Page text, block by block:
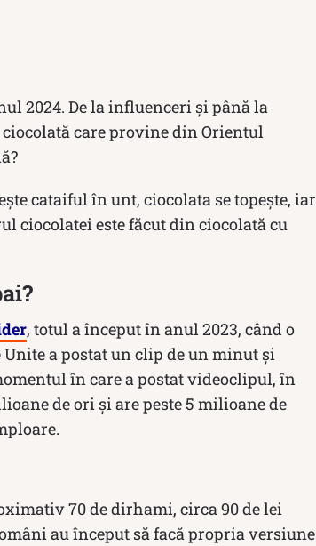
2024. De la influenceri și până la
care provine din Orientul
cataiful în unt, ciocolata se topește, iar
ciocolatei este făcut din ciocolată cu
, totul a început în anul 2023, când o
a postat un clip de un minut și
în care a postat videoclipul, în
de ori și are peste 5 milioane de
70 de dirhami, circa 90 de lei
au început să facă propria versiune